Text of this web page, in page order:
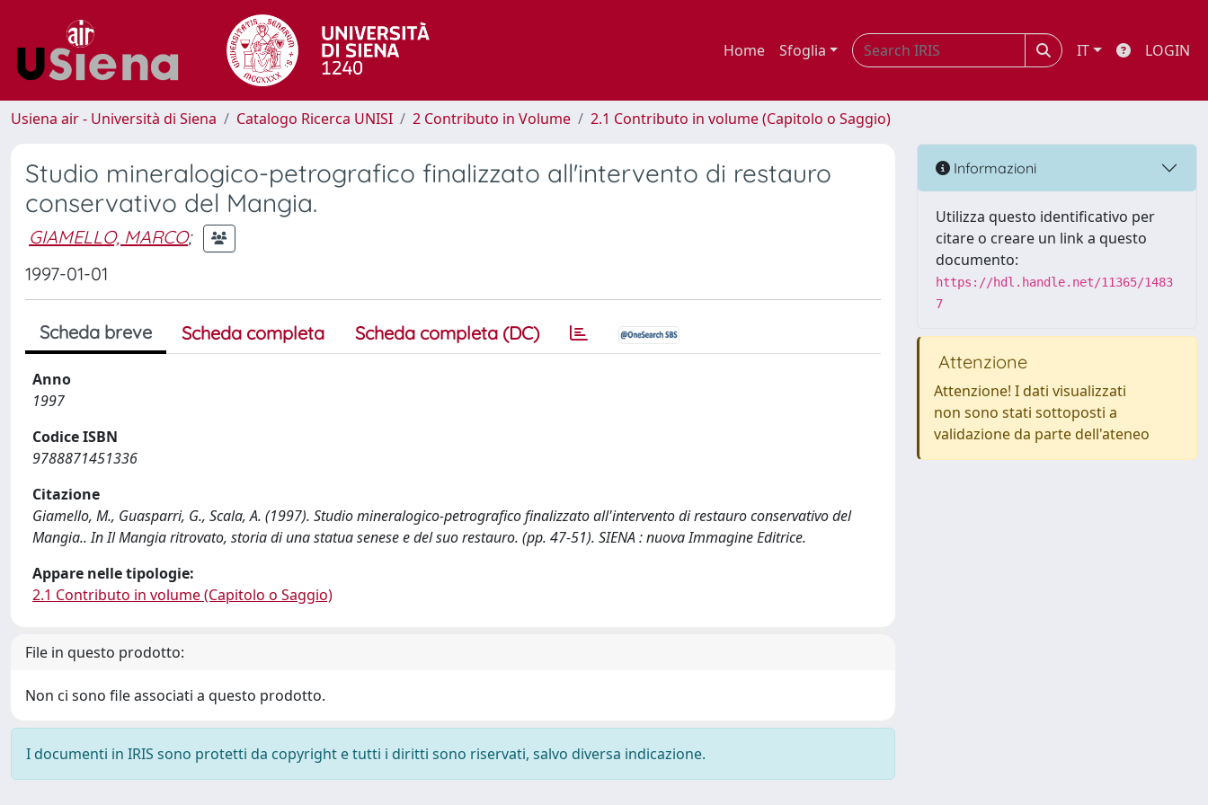
Home Sfoglia IT LOGIN
Usiena air - Università di Siena Catalogo Ricerca UNISI 2 Contributo in Volume 2.1 Contributo in volume (Capitolo o Saggio)
Studio mineralogico-petrografico finalizzato all'intervento di restauro
conservativo del Mangia.
GIAMELLO, MARCO;
1997-01-01
Scheda breve Scheda completa Scheda completa (DC)
Anno
1997
Codice ISBN
9788871451336
Citazione
Giamello, M., Guasparri, G., Scala, A. (1997). Studio mineralogico-petrografico finalizzato all'intervento di restauro conservativo del
Mangia.. In Il Mangia ritrovato, storia di una statua senese e del suo restauro. (pp. 47-51). SIENA : nuova Immagine Editrice.
Appare nelle tipologie:
2.1 Contributo in volume (Capitolo o Saggio)
File in questo prodotto:
Non ci sono file associati a questo prodotto.
I documenti in IRIS sono protetti da copyright e tutti i diritti sono riservati, salvo diversa indicazione.
Informazioni
Utilizza questo identificativo per
citare o creare un link a questo
documento:
https://hdl.handle.net/11365/1483
7
Attenzione
Attenzione! I dati visualizzati
non sono stati sottoposti a
validazione da parte dell'ateneo